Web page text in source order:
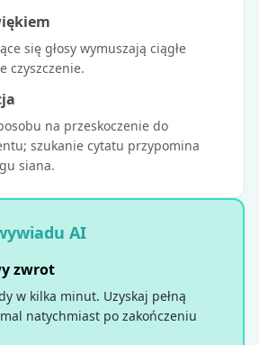
się głosy wymuszają ciągłe
czyszczenie.
na przeskoczenie do
szukanie cytatu przypomina
siana.
AI
zwrot
w kilka minut. Uzyskaj pełną
natychmiast po zakończeniu